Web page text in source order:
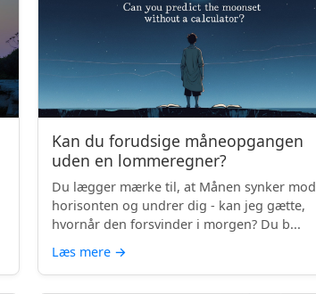
Kan du forudsige måneopgangen
uden en lommeregner?
Du lægger mærke til, at Månen synker mod
horisonten og undrer dig - kan jeg gætte,
hvornår den forsvinder i morgen? Du b...
Læs mere →